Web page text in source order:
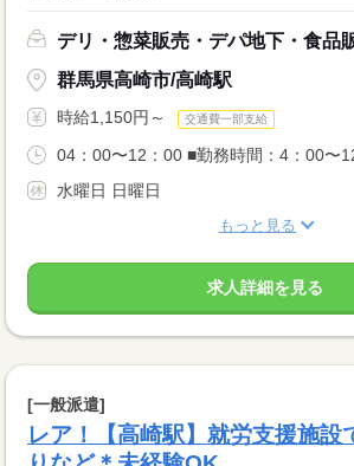
デリ・惣菜販売・デパ地下・食品
群馬県高崎市/高崎駅
時給1,150円～ 交通費一部支給
04：00〜12：00 ■勤務時間：4：00〜
水曜日 日曜日
もっと見る
求人詳細を見る
[一般派遣]
レア！【高崎駅】就労支援施設